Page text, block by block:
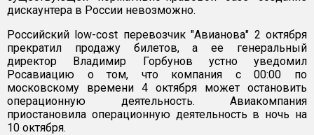
дискаунтера в России невозможно.
Российский low-cost перевозчик "Авианова" 2 октября
прекратил продажу билетов, а ее генеральный
директор Владимир Горбунов устно уведомил
Росавиацию о том, что компания с 00:00 по
московскому времени 4 октября может остановить
операционную деятельность. Авиакомпания
приостановила операционную деятельность в ночь на
10 октября.